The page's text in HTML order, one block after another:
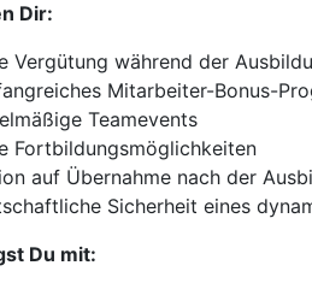
Dir:
Vergütung während der
Mitarbeiter-Bonus-
Teamevents
Fortbildungsmöglichkeiten
auf Übernahme nach der
Sicherheit eines
Du mit: